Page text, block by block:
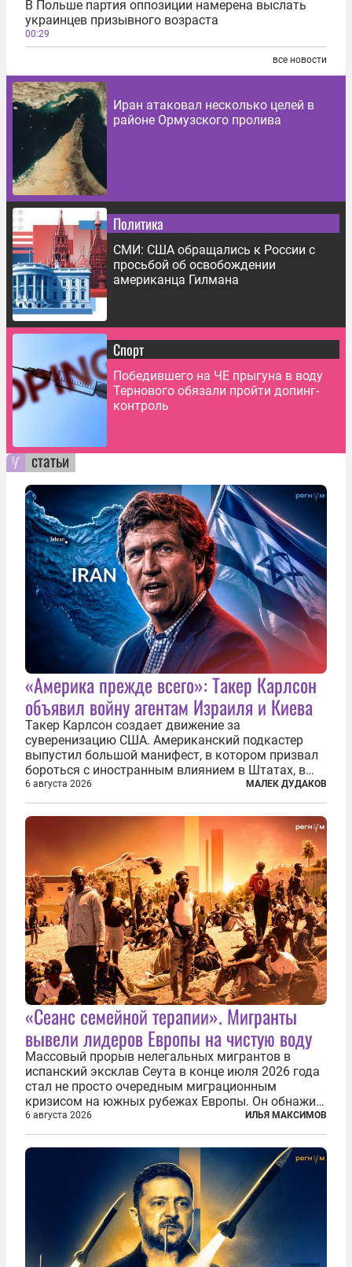
В Польше партия оппозиции намерена выслать
украинцев призывного возраста
00:29
все новости
Иран атаковал несколько целей в
районе Ормузского пролива
Политика
СМИ: США обращались к России с
просьбой об освобождении
американца Гилмана
Спорт
Победившего на ЧЕ прыгуна в воду
Тернового обязали пройти допинг-
контроль
статьи
«Америка прежде всего»: Такер Карлсон
объявил войну агентам Израиля и Киева
Такер Карлсон создает движение за
суверенизацию США. Американский подкастер
выпустил большой манифест, в котором призвал
бороться с иностранным влиянием в Штатах, в
первую очередь имея в виду Израиль. А также
прекратить заморские войны, выплатить
репарации Ирану, остановить прием мигрантов...
6 августа 2026 МАЛЕК ДУДАКОВ
«Сеанс семейной терапии». Мигранты
вывели лидеров Европы на чистую воду
Массовый прорыв нелегальных мигрантов в
испанский эксклав Сеута в конце июля 2026 года
стал не просто очередным миграционным
кризисом на южных рубежах Европы. Он обнажил
фундаментальный раскол внутри Евросоюза,
продемонстрировав, что десятилетиями
выстраивавшаяся миграционная политика ЕС
6 августа 2026 ИЛЬЯ МАКСИМОВ